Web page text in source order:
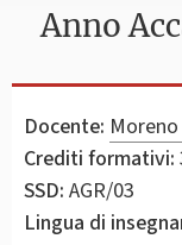
Anno
Docente:
Crediti formativi:
SSD: AGR/03
Lingua di